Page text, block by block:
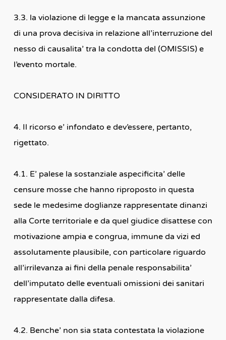
3.3. la violazione di legge e la mancata assunzione
di una prova decisiva in relazione all’interruzione del
nesso di causalita’ tra la condotta del (OMISSIS) e
l’evento mortale.
CONSIDERATO IN DIRITTO
4. Il ricorso e’ infondato e dev’essere, pertanto,
rigettato.
4.1. E’ palese la sostanziale aspecificita’ delle
censure mosse che hanno riproposto in questa
sede le medesime doglianze rappresentate dinanzi
alla Corte territoriale e da quel giudice disattese con
motivazione ampia e congrua, immune da vizi ed
assolutamente plausibile, con particolare riguardo
all’irrilevanza ai fini della penale responsabilita’
dell’imputato delle eventuali omissioni dei sanitari
rappresentate dalla difesa.
4.2. Benche’ non sia stata contestata la violazione